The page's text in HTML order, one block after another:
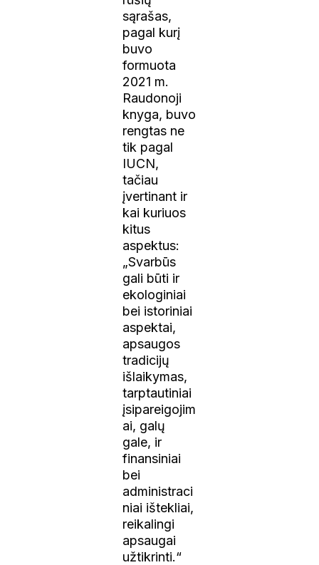
sąrašas,
pagal kurį
buvo
formuota
2021 m.
Raudonoji
knyga, buvo
rengtas ne
tik pagal
IUCN,
tačiau
įvertinant ir
kai kuriuos
kitus
aspektus:
„Svarbūs
gali būti ir
ekologiniai
bei istoriniai
aspektai,
apsaugos
tradicijų
išlaikymas,
tarptautiniai
įsipareigojim
ai, galų
gale, ir
finansiniai
bei
administraci
niai ištekliai,
reikalingi
apsaugai
užtikrinti.“